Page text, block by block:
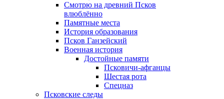
Смотрю на древний Псков
влюблённо
Памятные места
История образования
Псков Ганзейский
Военная история
Достойные памяти
Псковичи-афганцы
Шестая рота
Спецназ
Псковские следы